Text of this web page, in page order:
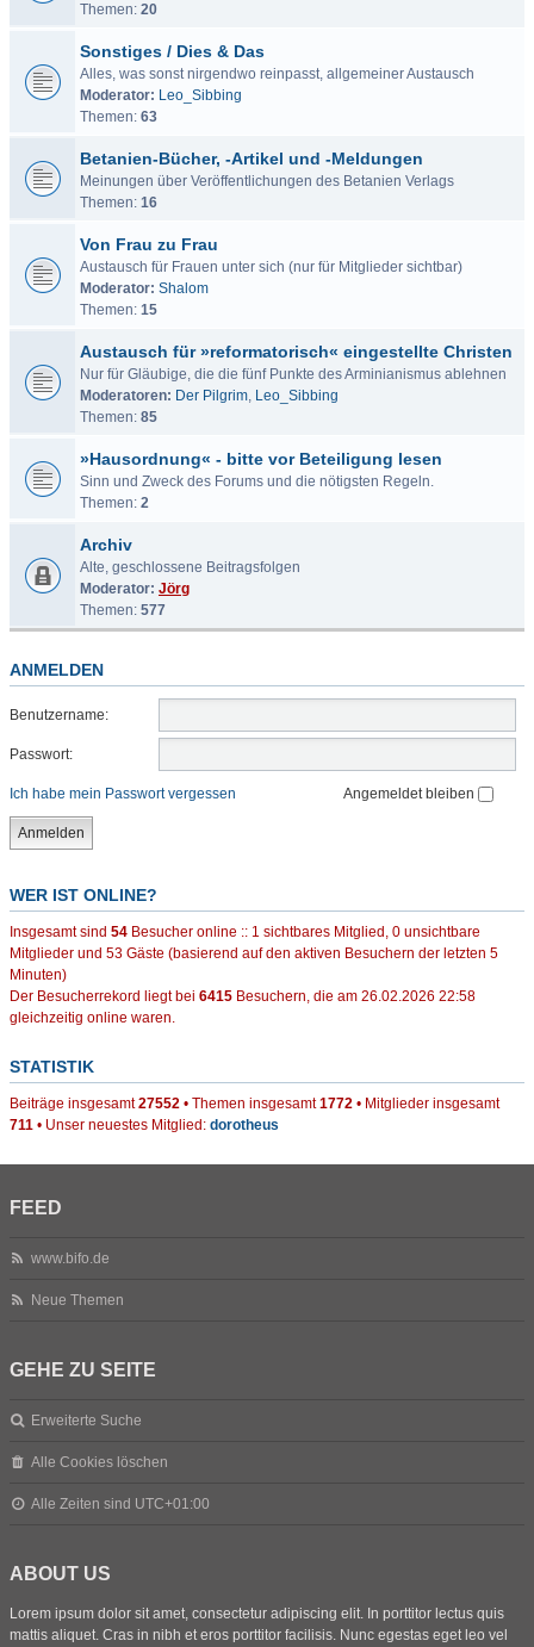
Themen: 20
Sonstiges / Dies & Das
Alles, was sonst nirgendwo reinpasst, allgemeiner Austausch
Moderator: Leo_Sibbing
Themen: 63
Betanien-Bücher, -Artikel und -Meldungen
Meinungen über Veröffentlichungen des Betanien Verlags
Themen: 16
Von Frau zu Frau
Austausch für Frauen unter sich (nur für Mitglieder sichtbar)
Moderator: Shalom
Themen: 15
Austausch für »reformatorisch« eingestellte Christen
Nur für Gläubige, die die fünf Punkte des Arminianismus ablehnen
Moderatoren: Der Pilgrim, Leo_Sibbing
Themen: 85
»Hausordnung« - bitte vor Beteiligung lesen
Sinn und Zweck des Forums und die nötigsten Regeln.
Themen: 2
Archiv
Alte, geschlossene Beitragsfolgen
Moderator: Jörg
Themen: 577
ANMELDEN
Benutzername:
Passwort:
Ich habe mein Passwort vergessen Angemeldet bleiben
WER IST ONLINE?
Insgesamt sind 54 Besucher online :: 1 sichtbares Mitglied, 0 unsichtbare
Mitglieder und 53 Gäste (basierend auf den aktiven Besuchern der letzten 5
Minuten)
Der Besucherrekord liegt bei 6415 Besuchern, die am 26.02.2026 22:58
gleichzeitig online waren.
STATISTIK
Beiträge insgesamt27552 • Themen insgesamt1772 • Mitglieder insgesamt
711 • Unser neuestes Mitglied: dorotheus
FEED
www.bifo.de
Neue Themen
GEHE ZU SEITE
Erweiterte Suche
Alle Cookies löschen
Alle Zeiten sind UTC+01:00
ABOUT US
Lorem ipsum dolor sit amet, consectetur adipiscing elit. In porttitor lectus quis
mattis aliquet. Cras in nibh et eros porttitor facilisis. Nunc egestas eget leo vel